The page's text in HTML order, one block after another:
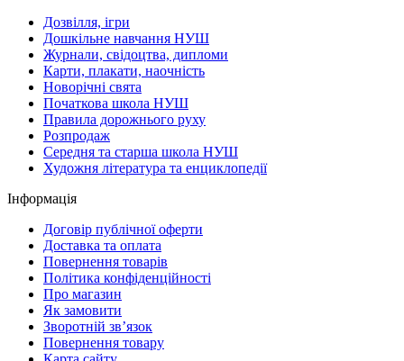
Дозвілля, ігри
Дошкільне навчання НУШ
Журнали, свідоцтва, дипломи
Карти, плакати, наочність
Новорічні свята
Початкова школа НУШ
Правила дорожнього руху
Розпродаж
Середня та старша школа НУШ
Художня література та енциклопедії
Інформація
Договір публічної оферти
Доставка та оплата
Повернення товарів
Політика конфіденційності
Про магазин
Як замовити
Зворотній зв’язок
Повернення товару